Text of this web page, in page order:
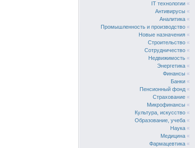
IT технологии «
Антивирусы «
Аналитика «
Промышленность и производство «
Новые назначения «
Строительство «
Сотрудничество «
Недвижимость «
Энергетика «
Финансы «
Банки «
Пенсионный фонд «
Страхование «
Микрофинансы «
Культура, искусство «
Образование, учеба «
Наука «
Медицина «
Фармацевтика «